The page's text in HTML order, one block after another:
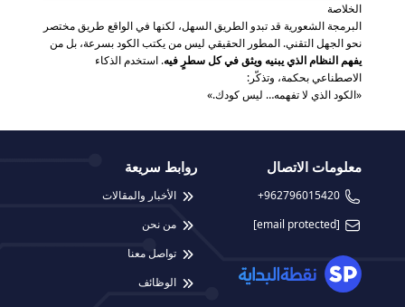
الخلاصة
البرمجة الشعورية قد تبدو الطريق السهل، لكنها في الواقع طريق مختصر
نحو الجهل التقني. المطور الحقيقي ليس من يكتب الكود بسرعة، بل من
يفهم النظام الذي يبنيه ويثق في كل سطرٍ فيه. استخدم الذكاء
الاصطناعي بحكمة، وتذكّر:
«الكود الذي لا تفهمه… ليس كودك.»
معلومات الاتصال
+962796015420
[email protected]
روابط سريعة
الأخبار والمقالات
من نحن
تواصل معنا
الوظائف